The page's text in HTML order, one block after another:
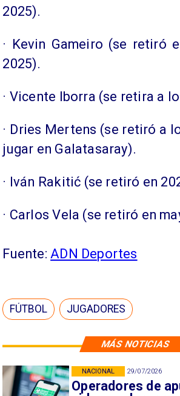
MÁS NOTICIAS
29/07/2026
Operadores de
NACIONAL
2025).
· Kevin Gameiro (se retiró
2025).
· Vicente Iborra (se retira a
· Dries Mertens (se retiró a
jugar en Galatasaray).
· Iván Rakitić (se retiró en
· Carlos Vela (se retiró en
Fuente: ADN Deportes
FÚTBOL JUGADORES